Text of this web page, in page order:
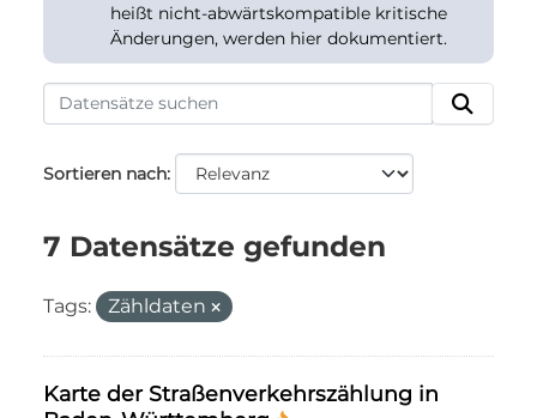
heißt nicht-abwärtskompatible kritische
Änderungen, werden hier dokumentiert.
Sortieren nach
7 Datensätze gefunden
Tags: Zähldaten
Karte der Straßenverkehrszählung in